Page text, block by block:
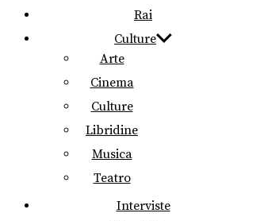
Rai
Culture
Arte
Cinema
Culture
Libridine
Musica
Teatro
Interviste